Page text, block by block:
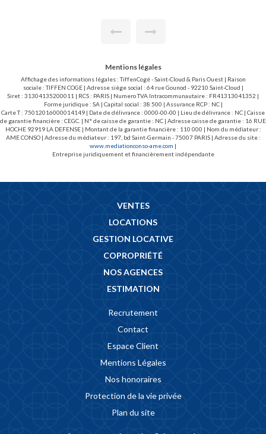
Mentions légales
Affichage des informations légales : TiffenCogé - Saint-Cloud & Paris Ouest | Raison
sociale : TIFFEN COGE | Adresse siège social : 64 rue Gounod - 92210 Saint-Cloud |
Siret : 31304135200011 | RCS : PARIS | Numero TVA Intracommunautaire : FR41313041352 |
Forme juridique : SA | Capital social : 38 500 | Assurance RCP : NC |
Carte T : 75012016000014149 | Date de délivrance : 0000-00-00 | Lieu de délivrance : NC | Caisse
de garantie financière : CEGC. | N° de caisse de garantie : NC | Adresse caisse de garantie : 16 RUE
HOCHE 92919 LA DEFENSE | Montant de la garantie financière : 110 000 | Nom du médiateur :
AME CONSO | Adresse du médiateur : 197, bd Saint-Germain - 75007 PARIS | Adresse du site :
www.mediationconso-ame.com |
Entreprise juridiquement et financièrement indépendante
VENTES
LOCATIONS
GESTION LOCATIVE
COPROPRIÉTÉ
NOS AGENCES
ESTIMATION
Recrutement
Contact
Espace Client
Mentions Légales
Nos honoraires
Protection de la vie privée
Plan du site